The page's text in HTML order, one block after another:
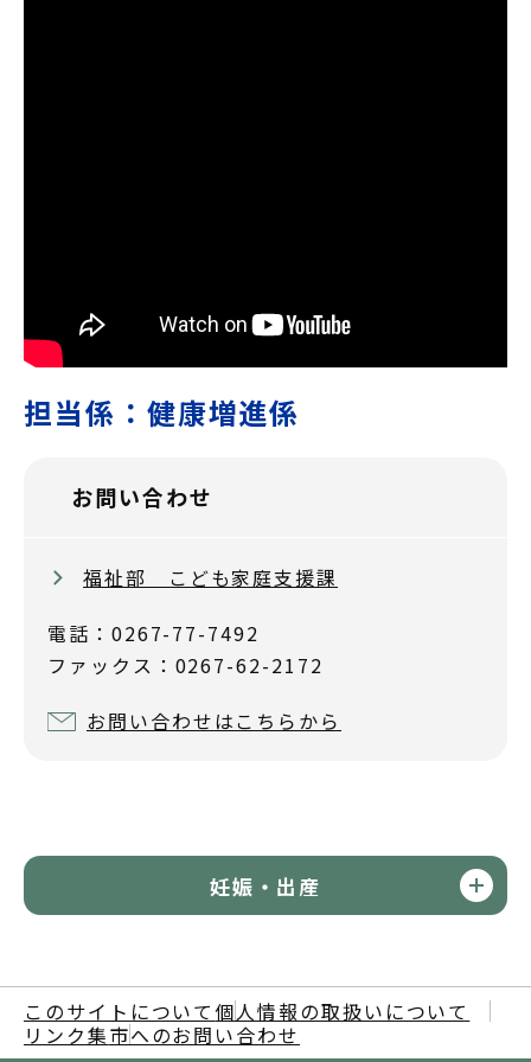
担当係：健康増進係
お問い合わせ
福祉部 こども家庭支援課
電話：0267-77-7492
ファックス：0267-62-2172
お問い合わせはこちらから
妊娠・出産
このサイトについて 個人情報の取扱いについて
リンク集市へのお問い合わせ